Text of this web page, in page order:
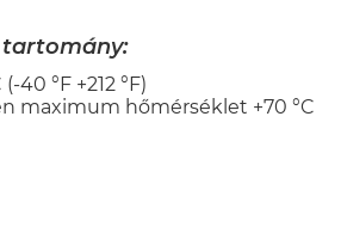
40 °F +212 °F)
maximum hőmérséklet +70 °C